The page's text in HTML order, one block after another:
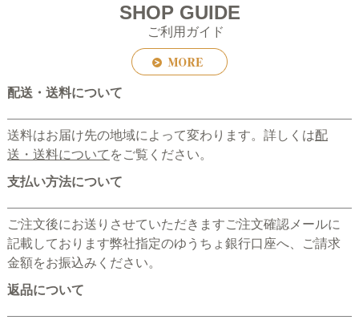
SHOP GUIDE
ご利用ガイド
配送・送料について
送料はお届け先の地域によって変わります。詳しくは配
送・送料について をご覧ください。
支払い方法について
ご注文後にお送りさせていただきますご注文確認メールに
記載しております弊社指定のゆうちょ銀行口座へ、ご請求
金額をお振込みください。
返品について